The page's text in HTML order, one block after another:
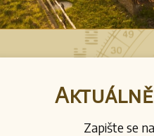
Zapište se